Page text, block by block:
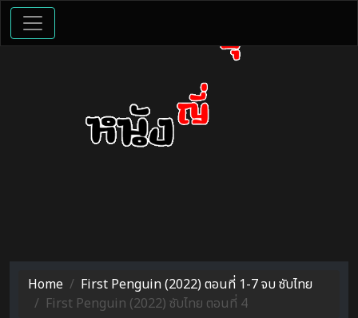
Home
First Penguin (2022) ตอนที่ 1-7 จบ ซับไทย
First Penguin (2022) ซับไทย ตอนที่ 4